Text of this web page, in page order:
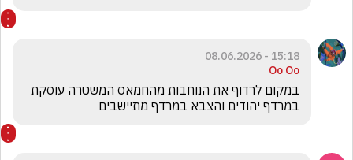
15:18 - 08.06.2026
Oo Oo
במרדף יהודים והצבא במרדף מתיישבים